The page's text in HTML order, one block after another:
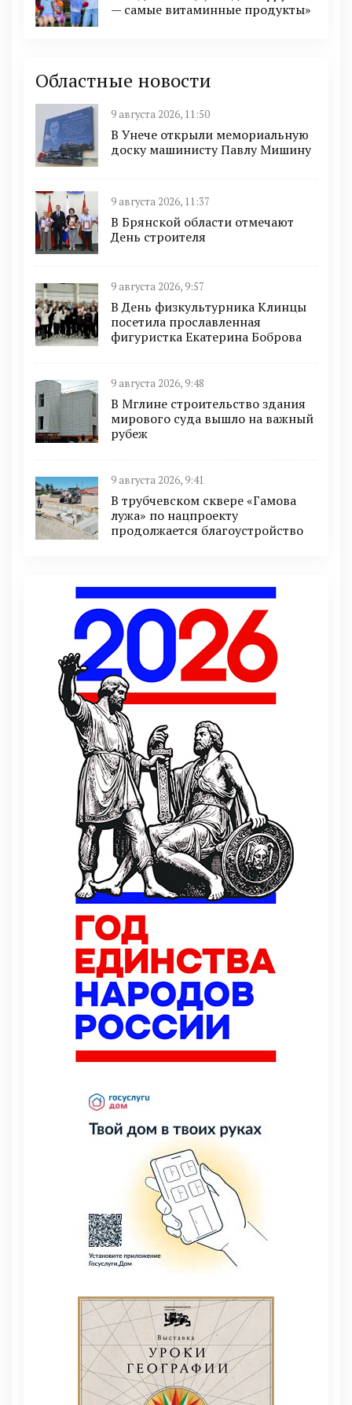
— самые витаминные продукты»
Областные новости
9 августа 2026, 11:50
В Унече открыли мемориальную
доску машинисту Павлу Мишину
9 августа 2026, 11:37
В Брянской области отмечают
День строителя
9 августа 2026, 9:57
В День физкультурника Клинцы
посетила прославленная
фигуристка Екатерина Боброва
9 августа 2026, 9:48
В Мглине строительство здания
мирового суда вышло на важный
рубеж
9 августа 2026, 9:41
В трубчевском сквере «Гамова
лужа» по нацпроекту
продолжается благоустройство